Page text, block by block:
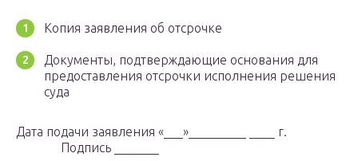
Копия заявления об отсрочке
Документы, подтверждающие основания для
предоставления отсрочки исполнения решения
суда
Дата подачи заявления «___»_________ ____ г.
Подпись _______